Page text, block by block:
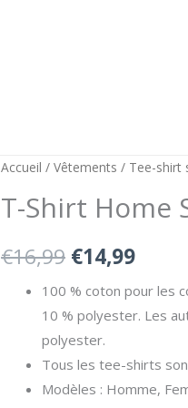
Accueil / Vêtements / Tee-shirt
T-Shirt Home
€16,99 Le
prix
initial
était :
€14,99Le
prix
est :
100 % coton pour les
10 % polyester. Les
polyester.
Tous les tee-shirts
Modèles : Homme,